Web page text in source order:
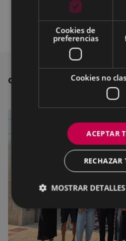
Las obras del bidegorri
tendrá 5 pasarelas,
OTRAS NOTICIAS
Cookies de
preferencias
Cookies no
ACEPTAR
RECHAZAR
MOSTRAR DETALLES